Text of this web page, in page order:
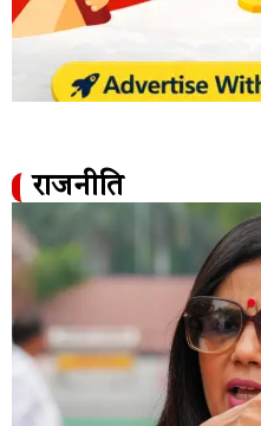
राजनीति